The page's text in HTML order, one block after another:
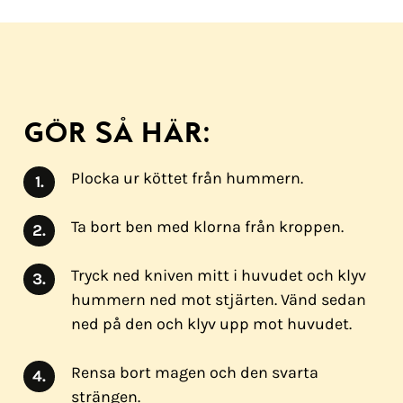
GÖR SÅ HÄR:
Plocka ur köttet från hummern.
Ta bort ben med klorna från kroppen.
Tryck ned kniven mitt i huvudet och klyv
hummern ned mot stjärten. Vänd sedan
ned på den och klyv upp mot huvudet.
Rensa bort magen och den svarta
strängen.